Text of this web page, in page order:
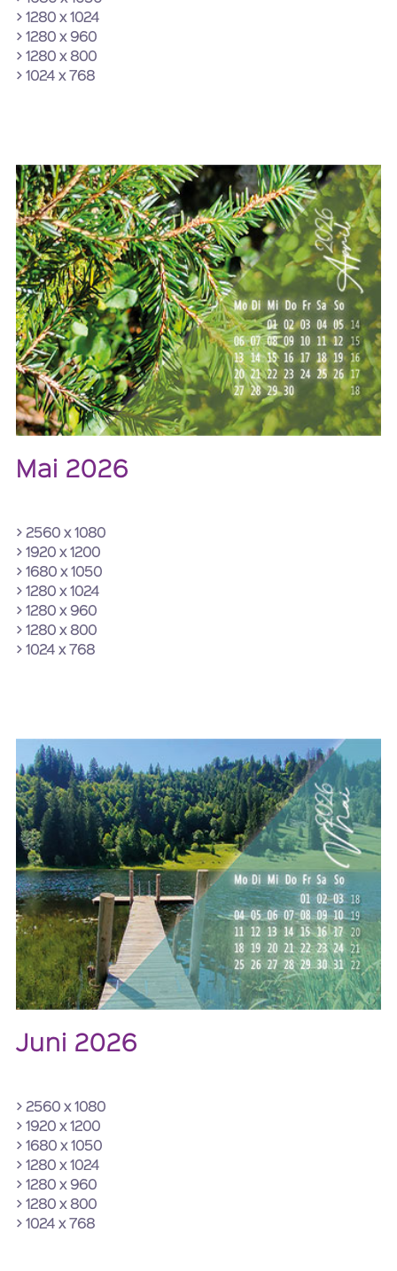
> 1280 x 1024
> 1280 x 960
> 1280 x 800
> 1024 x 768
Mai 2026
> 2560 x 1080
> 1920 x 1200
> 1680 x 1050
> 1280 x 1024
> 1280 x 960
> 1280 x 800
> 1024 x 768
Juni 2026
> 2560 x 1080
> 1920 x 1200
> 1680 x 1050
> 1280 x 1024
> 1280 x 960
> 1280 x 800
> 1024 x 768